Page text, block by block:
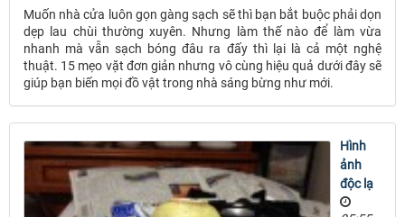
Muốn nhà cửa luôn gọn gàng sạch sẽ thì bạn bắt buộc phải dọn
dẹp lau chùi thường xuyên. Nhưng làm thế nào để làm vừa
nhanh mà vẫn sạch bóng đâu ra đấy thì lại là cả một nghệ
thuật. 15 mẹo vặt đơn giản nhưng vô cùng hiệu quả dưới đây sẽ
giúp bạn biến mọi đồ vật trong nhà sáng bừng như mới.
Hình
ảnh
độc lạ